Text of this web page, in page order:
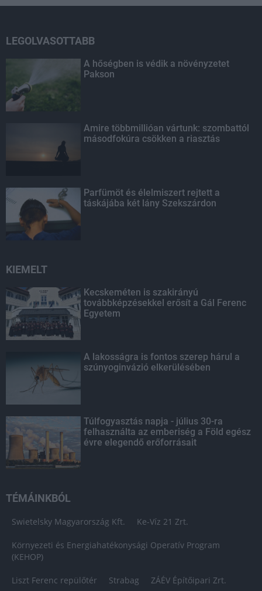
LEGOLVASOTTABB
A hőségben is védik a növényzetet
Pakson
Amire többmillióan vártunk: szombattól
másodfokúra csökken a riasztás
Parfümöt és élelmiszert rejtett a
táskájába két lány Szekszárdon
KIEMELT
Kecskeméten is szakirányú
továbbképzésekkel erősít a Gál Ferenc
Egyetem
A lakosságra is fontos szerep hárul a
szúnyoginvázió elkerülésében
Túlfogyasztás napja - július 30-ra
felhasználta az emberiség a Föld egész
évre elegendő erőforrásait
TÉMÁINKBÓL
Swietelsky Magyarország Kft. Ke-Víz 21 Zrt.
Környezeti és Energiahatékonysági Operatív Program
(KEHOP)
Liszt Ferenc repülőtér Strabag ZÁÉV Építőipari Zrt.